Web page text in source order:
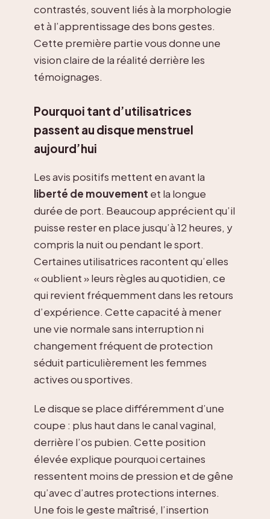
contrastés, souvent liés à la morphologie
et à l’apprentissage des bons gestes.
Cette première partie vous donne une
vision claire de la réalité derrière les
témoignages.
Pourquoi tant d’utilisatrices
passent au disque menstruel
aujourd’hui
Les avis positifs mettent en avant la
liberté de mouvement et la longue
durée de port. Beaucoup apprécient qu’il
puisse rester en place jusqu’à 12 heures, y
compris la nuit ou pendant le sport.
Certaines utilisatrices racontent qu’elles
« oublient » leurs règles au quotidien, ce
qui revient fréquemment dans les retours
d’expérience. Cette capacité à mener
une vie normale sans interruption ni
changement fréquent de protection
séduit particulièrement les femmes
actives ou sportives.
Le disque se place différemment d’une
coupe : plus haut dans le canal vaginal,
derrière l’os pubien. Cette position
élevée explique pourquoi certaines
ressentent moins de pression et de gêne
qu’avec d’autres protections internes.
Une fois le geste maîtrisé, l’insertion